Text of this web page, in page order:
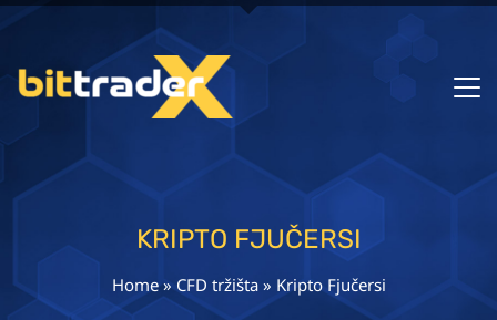
KRIPTO FJUČERSI
Home»CFD tržišta» Kripto Fjučersi